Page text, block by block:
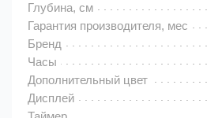
Глубина, см
Гарантия производителя, мес
Бренд
Часы
Дополнительный цвет
Дисплей